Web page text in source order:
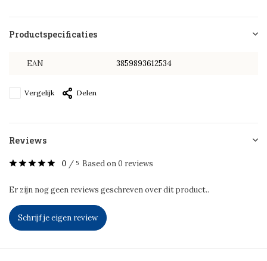
Productspecificaties
EAN 3859893612534
Vergelijk Delen
Reviews
0 / 5 Based on 0 reviews
Er zijn nog geen reviews geschreven over dit product..
Schrijf je eigen review